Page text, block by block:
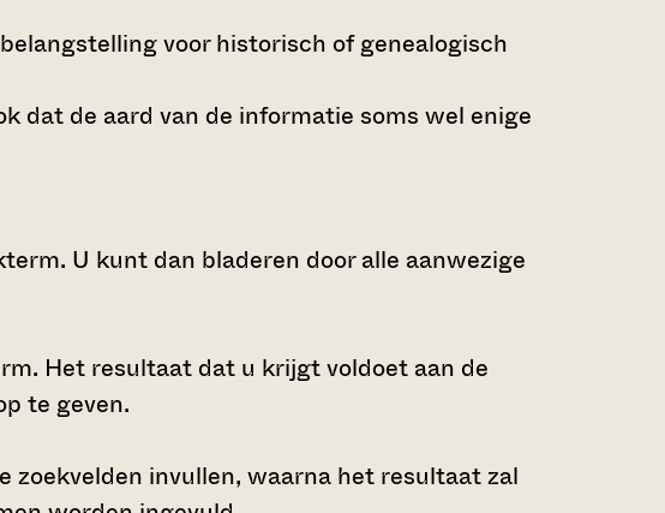
voor historisch of genealogisch
dat de aard van de informatie soms wel enige
U kunt dan bladeren door alle aanwezige
Het resultaat dat u krijgt voldoet aan de
te geven.
invullen, waarna het resultaat zal